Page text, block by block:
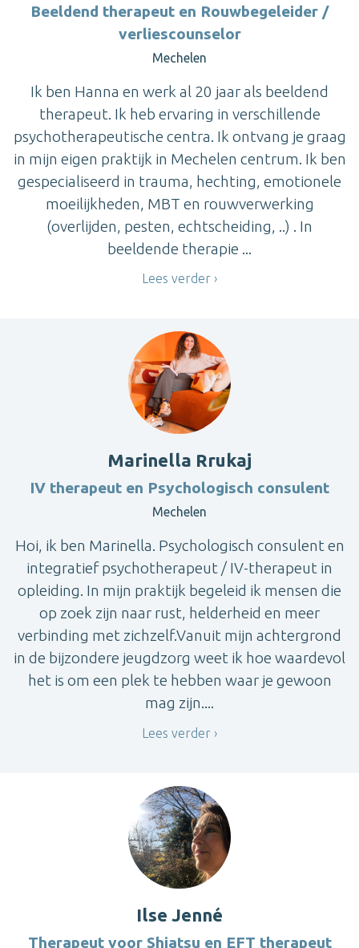
Beeldend therapeut en Rouwbegeleider /
verliescounselor
Mechelen
Ik ben Hanna en werk al 20 jaar als beeldend
therapeut. Ik heb ervaring in verschillende
psychotherapeutische centra. Ik ontvang je graag
in mijn eigen praktijk in Mechelen centrum. Ik ben
gespecialiseerd in trauma, hechting, emotionele
moeilijkheden, MBT en rouwverwerking
(overlijden, pesten, echtscheiding, ..) . In
beeldende therapie ...
Lees verder
Marinella Rrukaj
IV therapeut en Psychologisch consulent
Mechelen
Hoi, ik ben Marinella. Psychologisch consulent en
integratief psychotherapeut / IV-therapeut in
opleiding. In mijn praktijk begeleid ik mensen die
op zoek zijn naar rust, helderheid en meer
verbinding met zichzelf.Vanuit mijn achtergrond
in de bijzondere jeugdzorg weet ik hoe waardevol
het is om een plek te hebben waar je gewoon
mag zijn....
Lees verder
Ilse Jenné
Therapeut voor Shiatsu en EFT therapeut